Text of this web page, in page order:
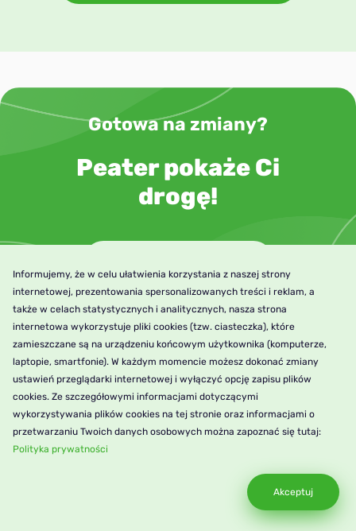
Gotowa na zmiany?
Peater pokaże Ci
drogę!
Informujemy, że w celu ułatwienia korzystania z naszej strony
internetowej, prezentowania spersonalizowanych treści i reklam, a
także w celach statystycznych i analitycznych, nasza strona
internetowa wykorzystuje pliki cookies (tzw. ciasteczka), które
zamieszczane są na urządzeniu końcowym użytkownika (komputerze,
laptopie, smartfonie). W każdym momencie możesz dokonać zmiany
ustawień przeglądarki internetowej i wyłączyć opcję zapisu plików
cookies. Ze szczegółowymi informacjami dotyczącymi
wykorzystywania plików cookies na tej stronie oraz informacjami o
przetwarzaniu Twoich danych osobowych można zapoznać się tutaj:
Polityka prywatności
Akceptuj